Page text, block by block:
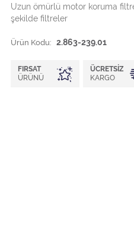
Uzun ömürlü motor koruma
şekilde filtreler
Ürün Kodu: 2.863-239.01
FIRSAT
ÜRÜNÜ
ÜCRETSIZ
KARGO